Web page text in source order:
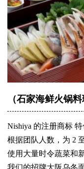
（石家海鲜火锅
Nishiya 的注册商标
根据团队人数，为 2
使用大量时令蔬菜和
我们的招牌大阪乌冬